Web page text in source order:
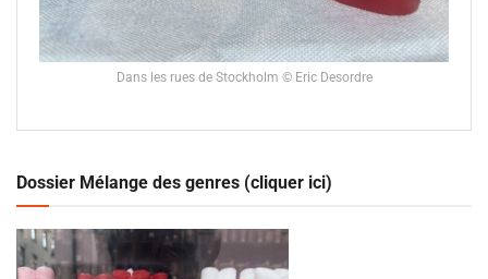
Dans les rues de Stockholm © Eric Desordre
Dossier Mélange des genres (cliquer ici)